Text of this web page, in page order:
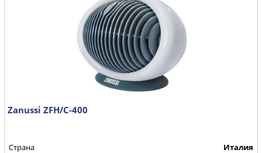
Zanussi ZFH/C-400
Страна
Италия